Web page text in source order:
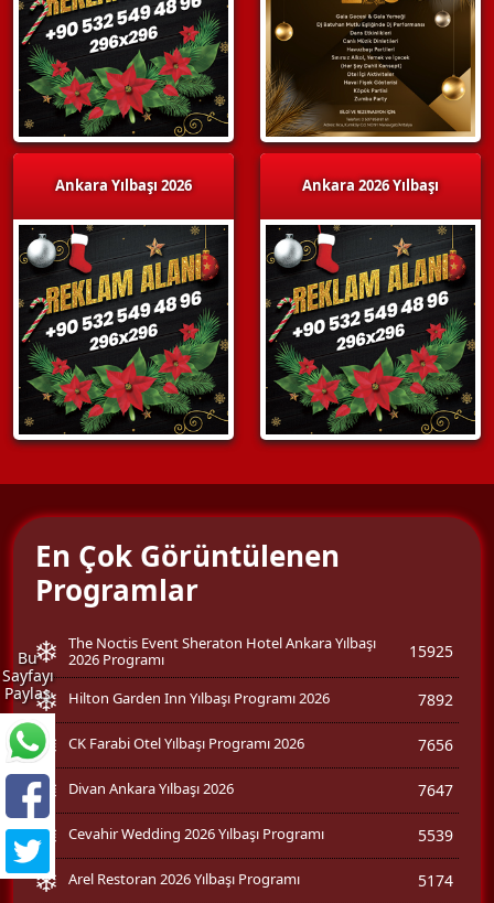
Ankara Yılbaşı 2026 Ankara 2026 Yılbaşı
Bu
Sayfayı
Paylaş
En Çok Görüntülenen
Programlar
The Noctis Event Sheraton Hotel Ankara Yılbaşı
2026 Programı
15925
Hilton Garden Inn Yılbaşı Programı 2026 7892
CK Farabi Otel Yılbaşı Programı 2026 7656
Divan Ankara Yılbaşı 2026 7647
Cevahir Wedding 2026 Yılbaşı Programı 5539
Arel Restoran 2026 Yılbaşı Programı 5174